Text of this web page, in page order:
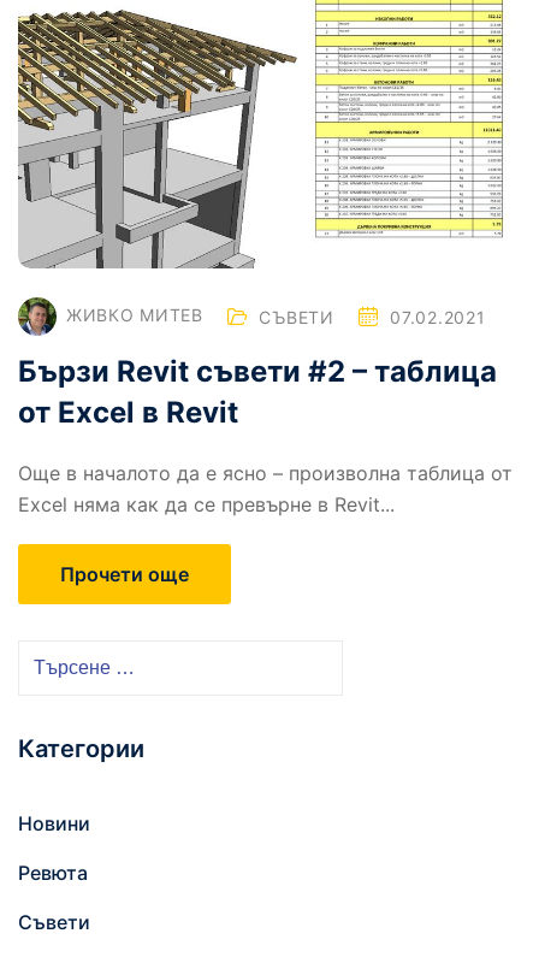
ЖИВКО МИТЕВ СЪВЕТИ 07.02.2021
Бързи Revit съвети #2 – таблица
от Excel в Revit
Още в началото да е ясно – произволна таблица от
Excel няма как да се превърне в Revit...
Прочети още
с
н
з
Категории
Новини
Ревюта
Съвети